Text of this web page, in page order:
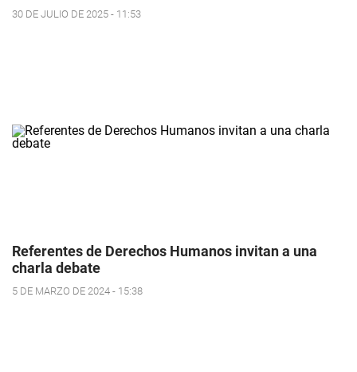
30 DE JULIO DE 2025 - 11:53
Referentes de Derechos Humanos invitan a una
charla debate
5 DE MARZO DE 2024 - 15:38